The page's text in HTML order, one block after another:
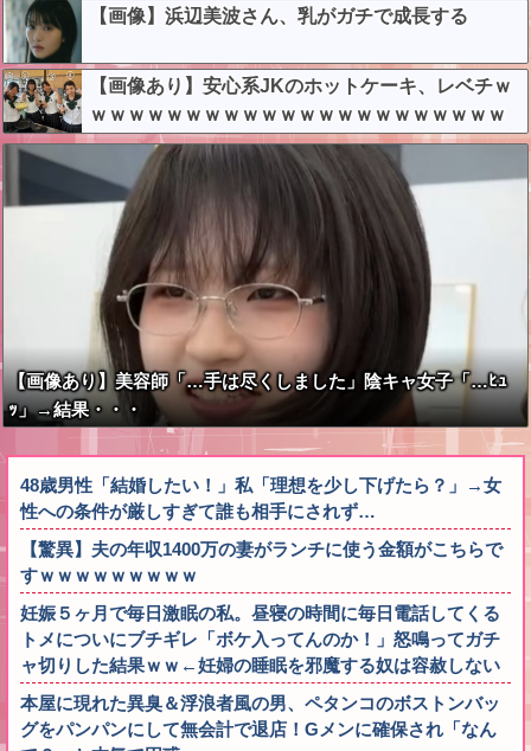
【画像】浜辺美波さん、乳がガチで成長する
【画像あり】安心系JKのホットケーキ、レベチｗ
ｗｗｗｗｗｗｗｗｗｗｗｗｗｗｗｗｗｗｗｗｗｗ
ｗ
【画像あり】美容師「…手は尽くしました」陰キャ女子「…ﾋｭ
ｯ」→結果・・・
48歳男性「結婚したい！」私「理想を少し下げたら？」→女
性への条件が厳しすぎて誰も相手にされず…
【驚異】夫の年収1400万の妻がランチに使う金額がこちらで
すｗｗｗｗｗｗｗｗｗ
妊娠５ヶ月で毎日激眠の私。昼寝の時間に毎日電話してくる
トメについにブチギレ「ボケ入ってんのか！」怒鳴ってガチ
ャ切りした結果ｗｗ←妊婦の睡眠を邪魔する奴は容赦しない
本屋に現れた異臭＆浮浪者風の男、ペタンコのボストンバッ
グをパンパンにして無会計で退店！Gメンに確保され「なん